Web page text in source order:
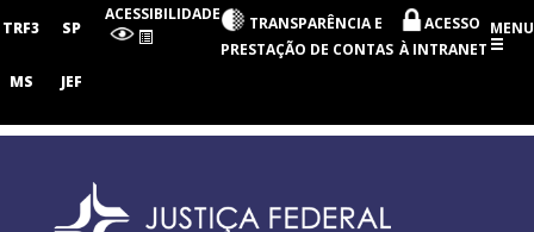
Judiciária
Paulo
TRF3 SP
MS JEF
ACESSIBILIDADE
TRANSPARÊNCIA E
PRESTAÇÃO DE CONTAS
ACESSO
À INTRANET
MENU